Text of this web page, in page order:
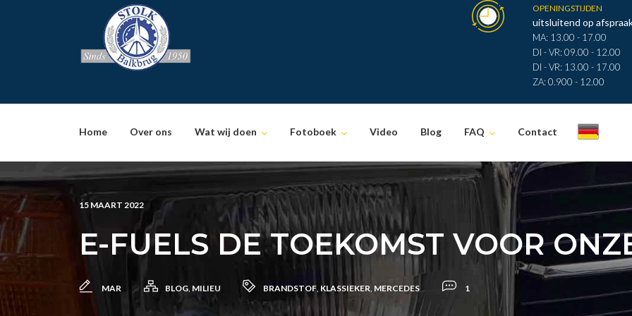
OPENINGSTIJDEN
uitsluitend op
MA: 13.00 - 17.00
DI - VR: 09.00 - 12.00
DI - VR: 13.00 - 17.00
ZA: 0.900 - 12.00
Home Over ons Wat wij doen Fotoboek Video Blog FAQ Contact .
15 MAART 2022
E-FUELS DE TOEKOMST VOOR
MAR BLOG, MILIEU BRANDSTOF, KLASSIEKER, MERCEDES 1